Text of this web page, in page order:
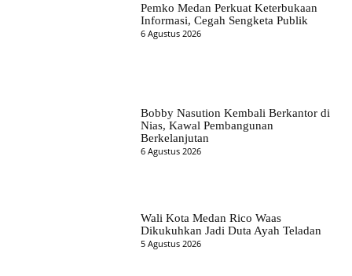
Pemko Medan Perkuat Keterbukaan
Informasi, Cegah Sengketa Publik
6 Agustus 2026
Bobby Nasution Kembali Berkantor di
Nias, Kawal Pembangunan
Berkelanjutan
6 Agustus 2026
Wali Kota Medan Rico Waas
Dikukuhkan Jadi Duta Ayah Teladan
5 Agustus 2026